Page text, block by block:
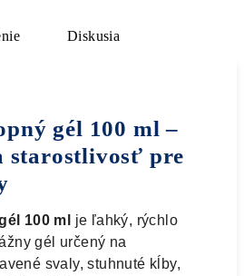
Diskusia
gél 100 ml –
starostlivosť pre
100 ml
je ľahký, rýchlo
gél určený na
svaly, stuhnuté kĺby,